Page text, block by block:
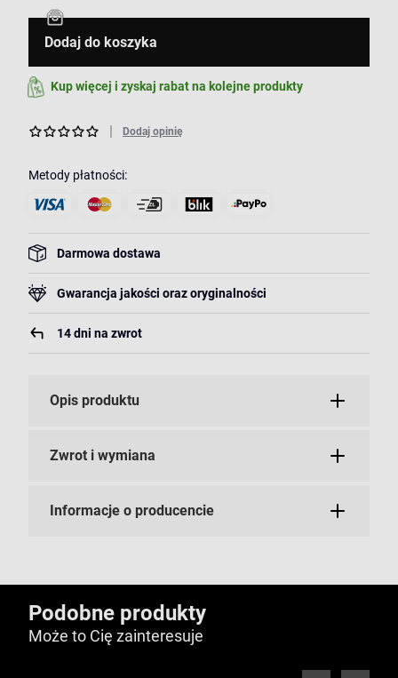
Dodaj do koszyka
Kup więcej i zyskaj rabat na kolejne produkty
Dodaj opinię
Metody płatności:
Darmowa dostawa
Gwarancja jakości oraz oryginalności
14 dni na zwrot
Opis produktu
Zwrot i wymiana
Informacje o producencie
Podobne produkty
Może to Cię zainteresuje